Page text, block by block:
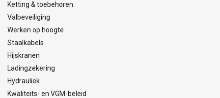
Ketting & toebehoren
Valbeveiliging
Werken op hoogte
Staalkabels
Hijskranen
Ladingzekering
Hydrauliek
Kwaliteits- en VGM-beleid